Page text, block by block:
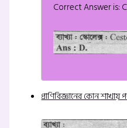
Correct Answer is:
প্রাণিবিজ্ঞানের কোন